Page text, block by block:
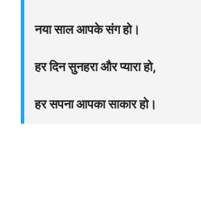
नया साल आपके संग हो।
हर दिन सुनहरा और प्यारा हो,
हर सपना आपका साकार हो।